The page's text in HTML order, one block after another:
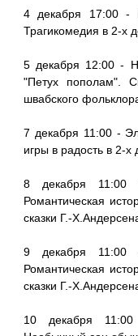
4 декабря 17:00 -
Трагикомедия в 2-х
5 декабря 12:00 -
"Петух пополам".
швабского
7 декабря 11:00 -
игры в радость в 2-х
8 декабря 11:00
Романтическая
сказки Г.-
9 декабря 11:00
Романтическая
сказки Г.-
10 декабря